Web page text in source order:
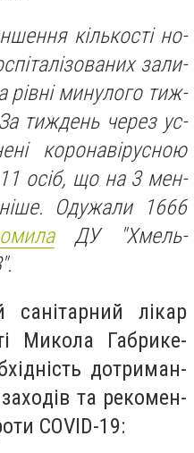
кіль­кос­ті но­
за­ли­
рів­ні ми­ну­ло­го тиж­
тиж­день че­рез ус­
ко­ро­на­ві­рус­ною
осіб, що на 3 мен­
Оду­жа­ли 1666
ДУ "Хмель­
лі­кар
Ми­ко­ла Габ­ри­ке­
дот­ри­ман­
та ре­ко­мен­
COVID-19: